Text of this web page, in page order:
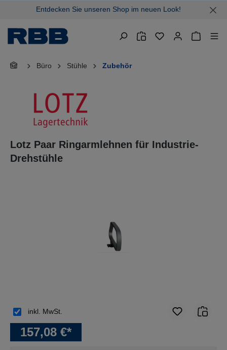
springenEntdecken Sie unseren Shop im neuen Look!
Büro Stühle Zubehör
Lotz Paar Ringarmlehnen für Industrie-
Drehstühle
157,08 €*
inkl. MwSt.